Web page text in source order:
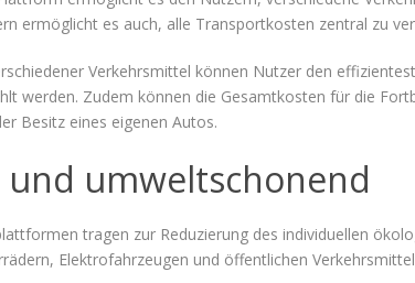
ermöglicht es auch, alle Transportkosten zentral zu
Verkehrsmittel können Nutzer den
werden. Zudem können die Gesamtkosten für die
Besitz eines eigenen Autos.
umweltschonend
tragen zur Reduzierung des individuellen
Elektrofahrzeugen und öffentlichen